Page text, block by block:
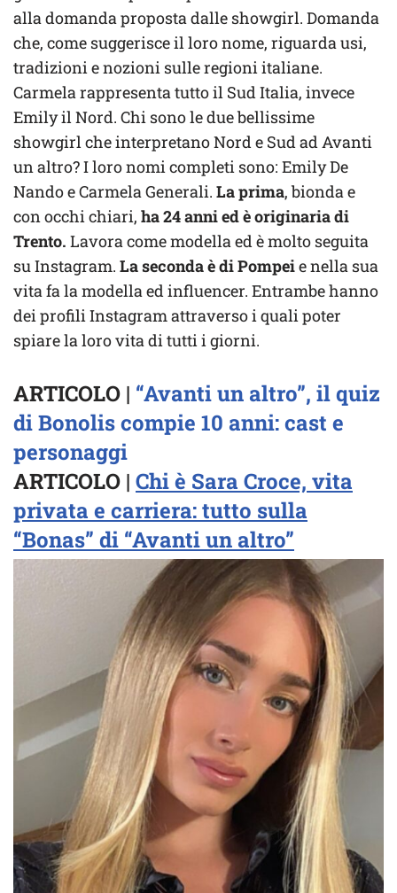
alla domanda proposta dalle showgirl. Domanda
che, come suggerisce il loro nome, riguarda usi,
tradizioni e nozioni sulle regioni italiane.
Carmela rappresenta tutto il Sud Italia, invece
Emily il Nord. Chi sono le due bellissime
showgirl che interpretano Nord e Sud ad Avanti
un altro? I loro nomi completi sono: Emily De
Nando e Carmela Generali. La prima, bionda e
con occhi chiari, ha 24 anni ed è originaria di
Trento. Lavora come modella ed è molto seguita
su Instagram. La seconda è di Pompeie nella sua
vita fa la modella ed influencer. Entrambe hanno
dei profili Instagram attraverso i quali poter
spiare la loro vita di tutti i giorni.
ARTICOLO | “Avanti un altro”, il quiz
di Bonolis compie 10 anni: cast e
personaggi
ARTICOLO | Chi è Sara Croce, vita
privata e carriera: tutto sulla
“Bonas” di “Avanti un altro”